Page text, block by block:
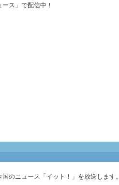
ス」で配信中！
のニュース「イット！」を放送します。